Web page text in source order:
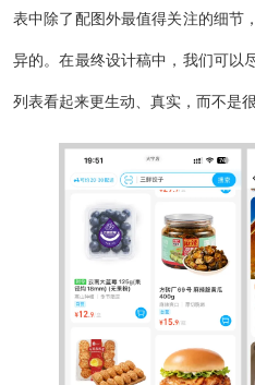
表中除了配图外最值得关注的细节
异的。在最终设计稿中，我们可以
列表看起来更生动、真实，而不是